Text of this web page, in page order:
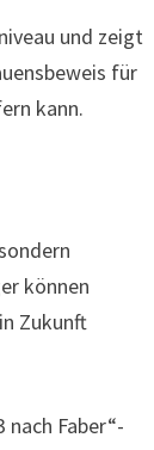
und zeigt
für
kann.
können
Zukunft
Faber“-